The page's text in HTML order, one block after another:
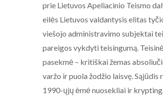
prie Lietuvos Apeliacinio Teismo
eilės Lietuvos valdantysis elitas
viešojo administravimo subjektai
pareigos vykdyti teisingumą.
pasekmė – kritiškai žemas
varžo ir puola žodžio laisvę.
1990-ųjų ėmė nuosekliai ir